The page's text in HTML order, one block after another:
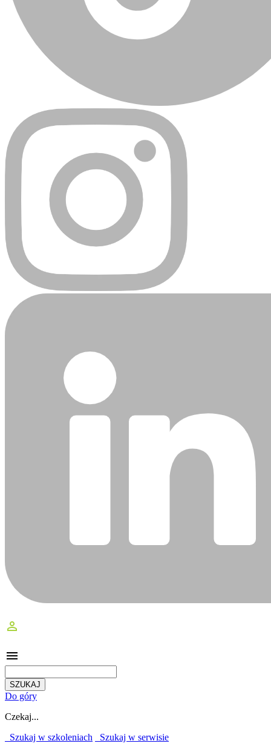
perm_identity
menu
Do góry
Czekaj...
Szukaj w szkoleniach
Szukaj w serwisie